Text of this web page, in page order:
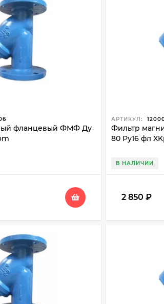
тип присоединения и условия
и сократить затраты на
Системы» предлагает фильтры
модель под вашу задачу и
фланцевый ФМФ Ду
АРТИКУЛ:
Фильтр
80 Ру16 фл
В НАЛИЧИИ
2 850₽